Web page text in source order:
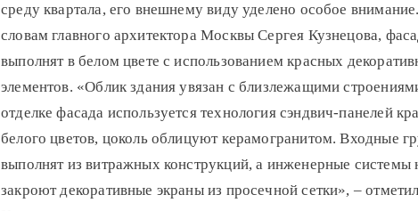
среду квартала, его внешнему виду уделено особое
словам главного архитектора Москвы Сергея Кузнецова,
выполнят в белом цвете с использованием красных
элементов. «Облик здания увязан с близлежащими
отделке фасада используется технология сэндвич-панелей
белого цветов, цоколь облицуют керамогранитом. Входные
выполнят из витражных конструкций, а инженерные системы
закроют декоративные экраны из просечной сетки», –